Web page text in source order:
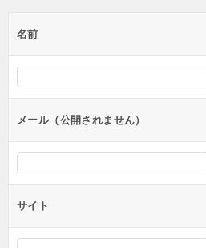
ー
シ
ン
名前
メール（公開されません）
サイト